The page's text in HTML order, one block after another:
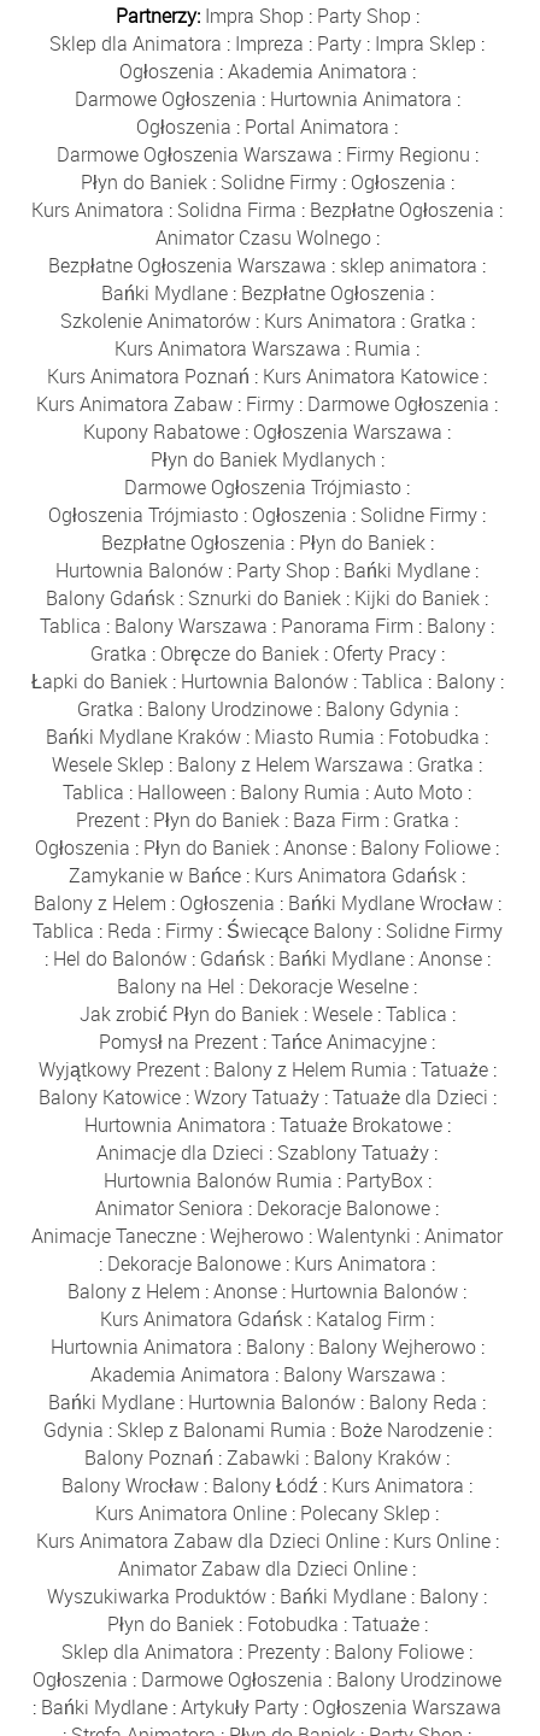
Partnerzy: Impra Shop : Party Shop :
Sklep dla Animatora : Impreza : Party : Impra Sklep :
Ogłoszenia :Akademia Animatora :
Darmowe Ogłoszenia : Hurtownia Animatora :
Ogłoszenia : Portal Animatora :
Darmowe Ogłoszenia Warszawa : Firmy Regionu :
Płyn do Baniek: Solidne Firmy: Ogłoszenia :
Kurs Animatora : Solidna Firma : Bezpłatne Ogłoszenia :
Animator Czasu Wolnego:
Bezpłatne Ogłoszenia Warszawa : sklep animatora :
Bańki Mydlane: Bezpłatne Ogłoszenia :
Szkolenie Animatorów: Kurs Animatora : Gratka :
Kurs Animatora Warszawa : Rumia :
Kurs Animatora Poznań : Kurs Animatora Katowice :
Kurs Animatora Zabaw : Firmy : Darmowe Ogłoszenia :
Kupony Rabatowe : Ogłoszenia Warszawa :
Płyn do Baniek Mydlanych :
Darmowe Ogłoszenia Trójmiasto :
Ogłoszenia Trójmiasto : Ogłoszenia : Solidne Firmy :
Bezpłatne Ogłoszenia : Płyn do Baniek:
Hurtownia Balonów : Party Shop : Bańki Mydlane :
Balony Gdańsk : Sznurki do Baniek : Kijki do Baniek :
Tablica : Balony Warszawa : Panorama Firm : Balony :
Gratka : Obręcze do Baniek: Oferty Pracy:
Łapki do Baniek: Hurtownia Balonów:Tablica : Balony:
Gratka : Balony Urodzinowe: Balony Gdynia :
Bańki Mydlane Kraków : Miasto Rumia : Fotobudka :
Wesele Sklep : Balony z Helem Warszawa : Gratka :
Tablica : Halloween : Balony Rumia :Auto Moto :
Prezent : Płyn do Baniek : Baza Firm : Gratka :
Ogłoszenia : Płyn do Baniek :Anonse : Balony Foliowe :
Zamykanie w Bańce : Kurs Animatora Gdańsk :
Balony z Helem : Ogłoszenia : Bańki Mydlane Wrocław:
Tablica : Reda : Firmy: Świecące Balony: Solidne Firmy
: Hel do Balonów: Gdańsk: Bańki Mydlane:Anonse:
Balony na Hel : Dekoracje Weselne :
Jak zrobić Płyn do Baniek:Wesele:Tablica :
Pomysł na Prezent :Tańce Animacyjne :
Wyjątkowy Prezent: Balony z Helem Rumia :Tatuaże:
Balony Katowice:Wzory Tatuaży:Tatuaże dla Dzieci :
Hurtownia Animatora :Tatuaże Brokatowe:
Animacje dla Dzieci : Szablony Tatuaży :
Hurtownia Balonów Rumia : PartyBox:
Animator Seniora : Dekoracje Balonowe :
Animacje Taneczne :Wejherowo :Walentynki :Animator
: Dekoracje Balonowe : Kurs Animatora :
Balony z Helem :Anonse : Hurtownia Balonów :
Kurs Animatora Gdańsk : Katalog Firm :
Hurtownia Animatora : Balony: Balony Wejherowo:
Akademia Animatora : Balony Warszawa :
Bańki Mydlane : Hurtownia Balonów : Balony Reda :
Gdynia : Sklep z Balonami Rumia : Boże Narodzenie:
Balony Poznań :Zabawki : Balony Kraków :
Balony Wrocław : Balony Łódź : Kurs Animatora :
Kurs Animatora Online : Polecany Sklep :
Kurs Animatora Zabaw dla Dzieci Online: Kurs Online:
Animator Zabaw dla Dzieci Online :
Wyszukiwarka Produktów : Bańki Mydlane : Balony :
Płyn do Baniek: Fotobudka :Tatuaże:
Sklep dla Animatora : Prezenty : Balony Foliowe :
Ogłoszenia : Darmowe Ogłoszenia : Balony Urodzinowe
: Bańki Mydlane :Artykuły Party : Ogłoszenia Warszawa